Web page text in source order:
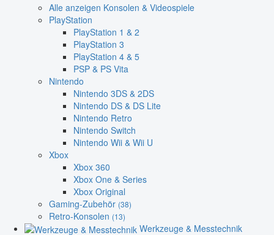
Alle anzeigen Konsolen & Videospiele
PlayStation
PlayStation 1 & 2
PlayStation 3
PlayStation 4 & 5
PSP & PS Vita
Nintendo
Nintendo 3DS & 2DS
Nintendo DS & DS Lite
Nintendo Retro
Nintendo Switch
Nintendo Wii & Wii U
Xbox
Xbox 360
Xbox One & Series
Xbox Original
Gaming-Zubehör (38)
Retro-Konsolen (13)
Werkzeuge & Messtechnik